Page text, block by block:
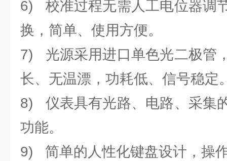
6) 校准过程无需人工电位器调
换，简单、使用方便。
7) 光源采用进口单色光二极管
长、无温漂，功耗低、信号稳定
8) 仪表具有光路、电路、采集
功能。
9) 简单的人性化键盘设计，操